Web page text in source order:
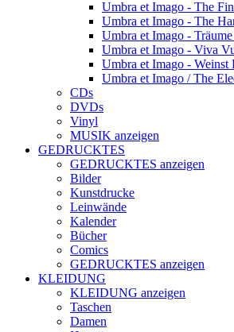
Umbra et Imago - The
Umbra et Imago - The
Umbra et Imago -
Umbra et Imago - Viva
Umbra et Imago -
Umbra et Imago / The
CDs
DVDs
Vinyl
MUSIK anzeigen
GEDRUCKTES
GEDRUCKTES anzeigen
Bilder
Kunstdrucke
Leinwände
Kalender
Bücher
Comics
GEDRUCKTES anzeigen
KLEIDUNG
KLEIDUNG anzeigen
Taschen
Damen